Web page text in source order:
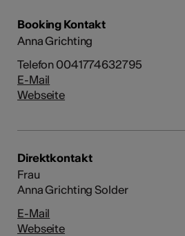
Booking Kontakt
Anna Grichting
Telefon 0041774632795
E-Mail
Webseite
Direktkontakt
Frau
Anna Grichting Solder
E-Mail
Webseite